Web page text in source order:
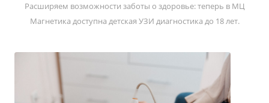
Расширяем возможности заботы о здоровье: теперь в МЦ
Магнетика доступна детская УЗИ диагностика до 18 лет.